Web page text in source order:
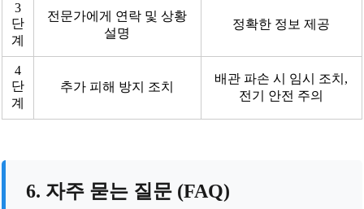
3
단
계
전문가에게 연락 및 상황
설명
정확한 정보 제공
4
단
계
추가 피해 방지 조치
배관 파손 시 임시 조치,
전기 안전 주의
6. 자주 묻는 질문 (FAQ)